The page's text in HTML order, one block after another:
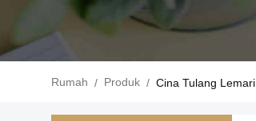
Rumah / Produk / Cina Tulang Lemari